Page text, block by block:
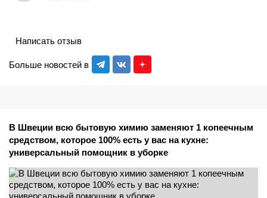
Больше новостей в
Написать отзыв
В Швеции всю бытовую химию заменяют 1 копеечным
средством, которое 100% есть у вас на кухне:
универсальный помощник в уборке